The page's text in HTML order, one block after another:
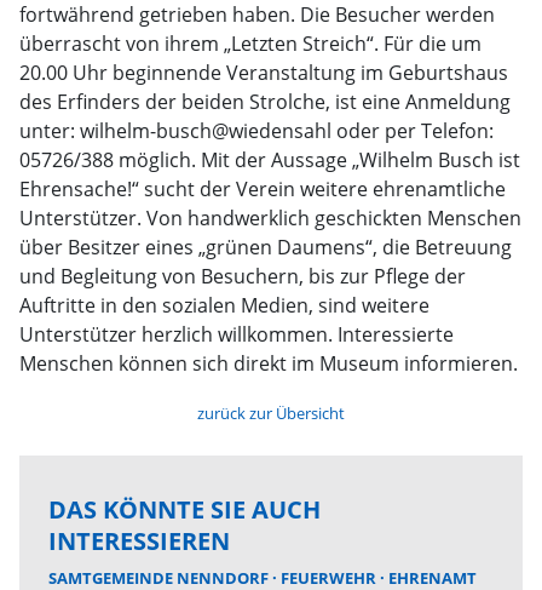
fortwährend getrieben haben. Die Besucher werden
überrascht von ihrem „Letzten Streich“. Für die um
20.00 Uhr beginnende Veranstaltung im Geburtshaus
des Erfinders der beiden Strolche, ist eine Anmeldung
unter: wilhelm-busch@wiedensahl oder per Telefon:
05726/388 möglich. Mit der Aussage „Wilhelm Busch ist
Ehrensache!“ sucht der Verein weitere ehrenamtliche
Unterstützer. Von handwerklich geschickten Menschen
über Besitzer eines „grünen Daumens“, die Betreuung
und Begleitung von Besuchern, bis zur Pflege der
Auftritte in den sozialen Medien, sind weitere
Unterstützer herzlich willkommen. Interessierte
Menschen können sich direkt im Museum informieren.
zurück zur Übersicht
DAS KÖNNTE SIE AUCH
INTERESSIEREN
SAMTGEMEINDE NENNDORF FEUERWEHR EHRENAMT